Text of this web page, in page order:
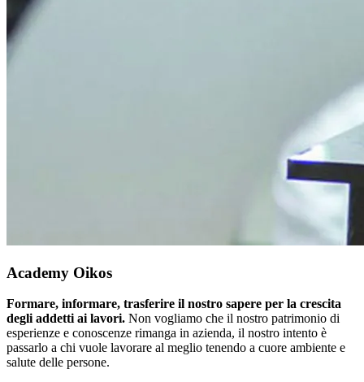
Academy Oikos
Formare, informare, trasferire il nostro sapere per la crescita
degli addetti ai lavori. Non vogliamo che il nostro patrimonio di
esperienze e conoscenze rimanga in azienda, il nostro intento è
passarlo a chi vuole lavorare al meglio tenendo a cuore ambiente e
salute delle persone.